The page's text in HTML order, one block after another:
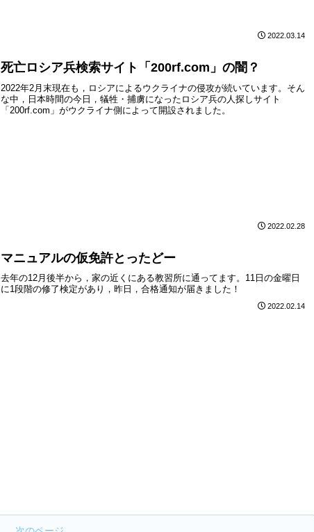
2022.03.14
死亡ロシア兵検索サイト「200rf.com」の闇？
2022年2月末現在も，ロシアによるウクライナの侵攻が続いています。そん
な中，日本時間の今日，犠牲・捕虜になったロシア兵の人探しサイト
「200rf.com」がウクライナ側によって開設されました。
2022.02.28
マニュアルの仮免許とったどー
去年の12月後半から，家の近くにある教習所に通ってます。11日の金曜日
に1段階の修了検定があり，昨日，合格通知が届きました！
2022.02.14